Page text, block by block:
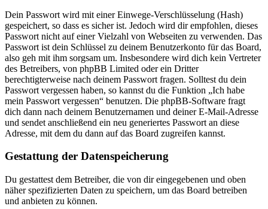
Dein Passwort wird mit einer Einwege-Verschlüsselung (Hash)
gespeichert, so dass es sicher ist. Jedoch wird dir empfohlen, dieses
Passwort nicht auf einer Vielzahl von Webseiten zu verwenden. Das
Passwort ist dein Schlüssel zu deinem Benutzerkonto für das Board,
also geh mit ihm sorgsam um. Insbesondere wird dich kein Vertreter
des Betreibers, von phpBB Limited oder ein Dritter
berechtigterweise nach deinem Passwort fragen. Solltest du dein
Passwort vergessen haben, so kannst du die Funktion „Ich habe
mein Passwort vergessen“ benutzen. Die phpBB-Software fragt
dich dann nach deinem Benutzernamen und deiner E-Mail-Adresse
und sendet anschließend ein neu generiertes Passwort an diese
Adresse, mit dem du dann auf das Board zugreifen kannst.
Gestattung der Datenspeicherung
Du gestattest dem Betreiber, die von dir eingegebenen und oben
näher spezifizierten Daten zu speichern, um das Board betreiben
und anbieten zu können.